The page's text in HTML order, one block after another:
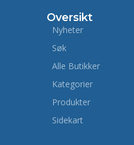
Oversikt
Nyheter
Søk
Alle Butikker
Kategorier
Produkter
Sidekart